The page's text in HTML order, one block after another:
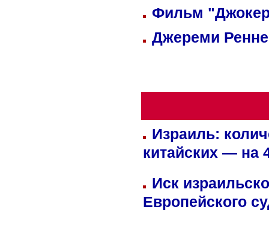
Фильм
Джереми
Израиль:
китайских — на
Иск
Европейского